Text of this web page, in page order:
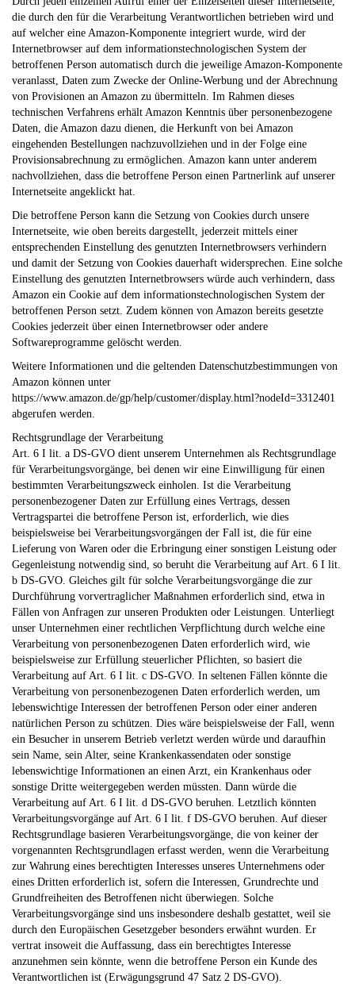
die durch den für die Verarbeitung Verantwortlichen betrieben wird und
auf welcher eine Amazon-Komponente integriert wurde, wird der
Internetbrowser auf dem informationstechnologischen System der
betroffenen Person automatisch durch die jeweilige Amazon-Komponente
veranlasst, Daten zum Zwecke der Online-Werbung und der Abrechnung
von Provisionen an Amazon zu übermitteln. Im Rahmen dieses
technischen Verfahrens erhält Amazon Kenntnis über personenbezogene
Daten, die Amazon dazu dienen, die Herkunft von bei Amazon
eingehenden Bestellungen nachzuvollziehen und in der Folge eine
Provisionsabrechnung zu ermöglichen. Amazon kann unter anderem
nachvollziehen, dass die betroffene Person einen Partnerlink auf unserer
Internetseite angeklickt hat.
Die betroffene Person kann die Setzung von Cookies durch unsere
Internetseite, wie oben bereits dargestellt, jederzeit mittels einer
entsprechenden Einstellung des genutzten Internetbrowsers verhindern
und damit der Setzung von Cookies dauerhaft widersprechen. Eine solche
Einstellung des genutzten Internetbrowsers würde auch verhindern, dass
Amazon ein Cookie auf dem informationstechnologischen System der
betroffenen Person setzt. Zudem können von Amazon bereits gesetzte
Cookies jederzeit über einen Internetbrowser oder andere
Softwareprogramme gelöscht werden.
Weitere Informationen und die geltenden Datenschutzbestimmungen von
Amazon können unter
https://www.amazon.de/gp/help/customer/display.html?nodeId=3312401
abgerufen werden.
Rechtsgrundlage der Verarbeitung
Art. 6 I lit. a DS-GVO dient unserem Unternehmen als Rechtsgrundlage
für Verarbeitungsvorgänge, bei denen wir eine Einwilligung für einen
bestimmten Verarbeitungszweck einholen. Ist die Verarbeitung
personenbezogener Daten zur Erfüllung eines Vertrags, dessen
Vertragspartei die betroffene Person ist, erforderlich, wie dies
beispielsweise bei Verarbeitungsvorgängen der Fall ist, die für eine
Lieferung von Waren oder die Erbringung einer sonstigen Leistung oder
Gegenleistung notwendig sind, so beruht die Verarbeitung auf Art. 6 I lit.
b DS-GVO. Gleiches gilt für solche Verarbeitungsvorgänge die zur
Durchführung vorvertraglicher Maßnahmen erforderlich sind, etwa in
Fällen von Anfragen zur unseren Produkten oder Leistungen. Unterliegt
unser Unternehmen einer rechtlichen Verpflichtung durch welche eine
Verarbeitung von personenbezogenen Daten erforderlich wird, wie
beispielsweise zur Erfüllung steuerlicher Pflichten, so basiert die
Verarbeitung auf Art. 6 I lit. c DS-GVO. In seltenen Fällen könnte die
Verarbeitung von personenbezogenen Daten erforderlich werden, um
lebenswichtige Interessen der betroffenen Person oder einer anderen
natürlichen Person zu schützen. Dies wäre beispielsweise der Fall, wenn
ein Besucher in unserem Betrieb verletzt werden würde und daraufhin
sein Name, sein Alter, seine Krankenkassendaten oder sonstige
lebenswichtige Informationen an einen Arzt, ein Krankenhaus oder
sonstige Dritte weitergegeben werden müssten. Dann würde die
Verarbeitung auf Art. 6 I lit. d DS-GVO beruhen. Letztlich könnten
Verarbeitungsvorgänge auf Art. 6 I lit. f DS-GVO beruhen. Auf dieser
Rechtsgrundlage basieren Verarbeitungsvorgänge, die von keiner der
vorgenannten Rechtsgrundlagen erfasst werden, wenn die Verarbeitung
zur Wahrung eines berechtigten Interesses unseres Unternehmens oder
eines Dritten erforderlich ist, sofern die Interessen, Grundrechte und
Grundfreiheiten des Betroffenen nicht überwiegen. Solche
Verarbeitungsvorgänge sind uns insbesondere deshalb gestattet, weil sie
durch den Europäischen Gesetzgeber besonders erwähnt wurden. Er
vertrat insoweit die Auffassung, dass ein berechtigtes Interesse
anzunehmen sein könnte, wenn die betroffene Person ein Kunde des
Verantwortlichen ist (Erwägungsgrund 47 Satz 2 DS-GVO).